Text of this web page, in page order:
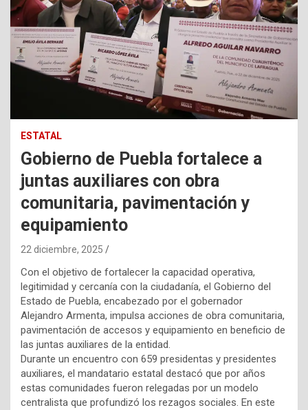
ESTATAL
Gobierno de Puebla fortalece a
juntas auxiliares con obra
comunitaria, pavimentación y
equipamiento
22 diciembre, 2025
Con el objetivo de fortalecer la capacidad operativa,
legitimidad y cercanía con la ciudadanía, el Gobierno del
Estado de Puebla, encabezado por el gobernador
Alejandro Armenta, impulsa acciones de obra comunitaria,
pavimentación de accesos y equipamiento en beneficio de
las juntas auxiliares de la entidad.
Durante un encuentro con 659 presidentas y presidentes
auxiliares, el mandatario estatal destacó que por años
estas comunidades fueron relegadas por un modelo
centralista que profundizó los rezagos sociales. En este